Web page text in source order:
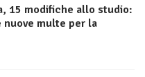
15 modifiche allo studio:
nuove multe per la